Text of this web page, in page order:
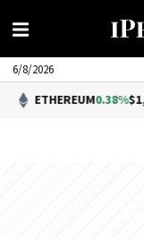
6/8/2026
0.38%$1,904.70